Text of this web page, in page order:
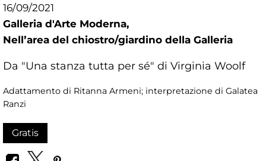
16/09/2021
Galleria d'Arte Moderna,
Nellʼarea del chiostro/giardino della Galleria
Da "Una stanza tutta per sé" di Virginia Woolf
Adattamento di Ritanna Armeni; interpretazione di Galatea
Ranzi
Gratis